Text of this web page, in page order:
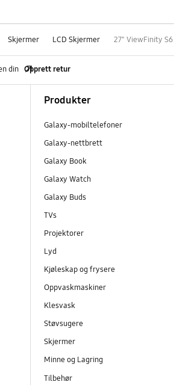
Skjermer LCD Skjermer 27" ViewFinity
din Opprett retur
Produkter
Galaxy-mobiltelefoner
Galaxy-nettbrett
Galaxy Book
Galaxy Watch
Galaxy Buds
TVs
Projektorer
Lyd
Kjøleskap og frysere
Oppvaskmaskiner
Klesvask
Støvsugere
Skjermer
Minne og Lagring
Tilbehør